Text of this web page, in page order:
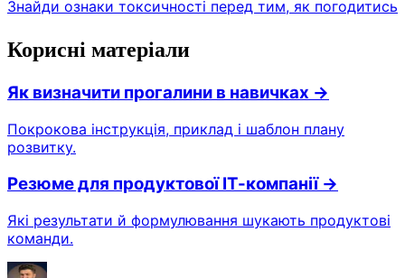
Знайди ознаки токсичності перед тим, як погодитись
Корисні матеріали
Як визначити прогалини в навичках →
Покрокова інструкція, приклад і шаблон плану
розвитку.
Резюме для продуктової ІТ-компанії→
Які результати й формулювання шукають продуктові
команди.